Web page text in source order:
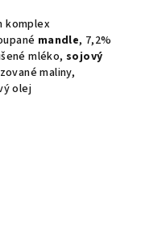
komplex
mandle, 7,2%
mléko, sojový
maliny,
olej